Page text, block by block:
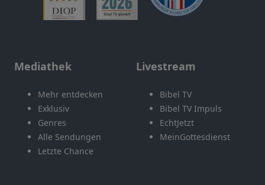
Mediathek
Mehr entdecken
Exklusiv
Genres
Alle Sendungen
Letzte Chance
Livestream
Bibel TV
Bibel TV Impuls
EchtJetzt
MeinGottesdienst